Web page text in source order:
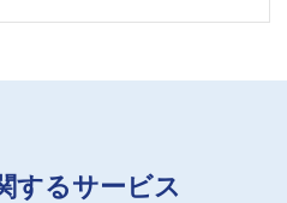
するサービス